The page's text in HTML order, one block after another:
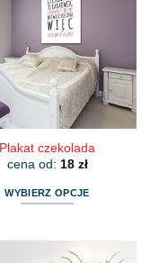
Opcje
można
wybrać
na
stronie
produktu
Plakat czekolada
cena od: 18 zł
WYBIERZ OPCJE